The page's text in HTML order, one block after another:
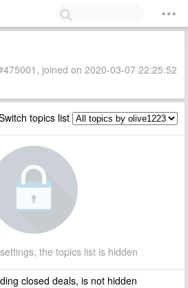
joined on 2020-03-07 22:25:52
topics list
the topics list is hidden
closed deals, is not hidden